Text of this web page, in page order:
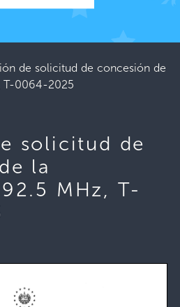
de solicitud de concesión de
T-0064-2025
solicitud de
la
MHz, T-